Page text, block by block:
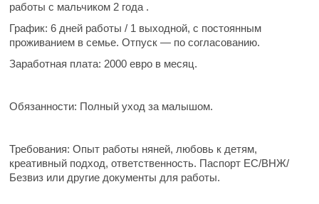
работы с мальчиком 2 года .
График: 6 дней работы / 1 выходной, с постоянным
проживанием в семье. Отпуск — по согласованию.
Заработная плата: 2000 евро в месяц.
Обязанности: Полный уход за малышом.
Требования: Опыт работы няней, любовь к детям,
креативный подход, ответственность. Паспорт ЕС/ВНЖ/
Безвиз или другие документы для работы.